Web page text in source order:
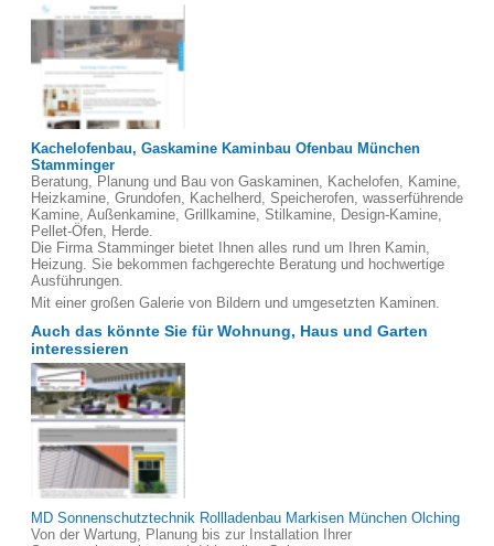
Kachelofenbau, Gaskamine Kaminbau Ofenbau München
Stamminger
Beratung, Planung und Bau von Gaskaminen, Kachelofen, Kamine,
Heizkamine, Grundofen, Kachelherd, Speicherofen, wasserführende
Kamine, Außenkamine, Grillkamine, Stilkamine, Design-Kamine,
Pellet-Öfen, Herde.
Die Firma Stamminger bietet Ihnen alles rund um Ihren Kamin,
Heizung. Sie bekommen fachgerechte Beratung und hochwertige
Ausführungen.
Mit einer großen Galerie von Bildern und umgesetzten Kaminen.
Auch das könnte Sie für Wohnung, Haus und Garten
interessieren
MD Sonnenschutztechnik Rollladenbau Markisen München Olching
Von der Wartung, Planung bis zur Installation Ihrer